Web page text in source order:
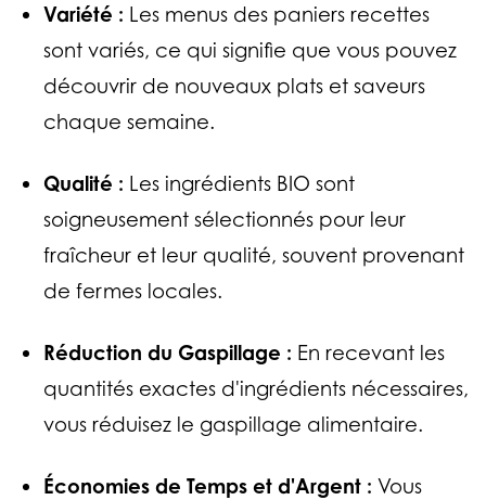
Variété : Les menus des paniers recettes
sont variés, ce qui signifie que vous pouvez
découvrir de nouveaux plats et saveurs
chaque semaine.
Qualité : Les ingrédients BIO sont
soigneusement sélectionnés pour leur
fraîcheur et leur qualité, souvent provenant
de fermes locales.
Réduction du Gaspillage : En recevant les
quantités exactes d'ingrédients nécessaires,
vous réduisez le gaspillage alimentaire.
Économies de Temps et d'Argent : Vous